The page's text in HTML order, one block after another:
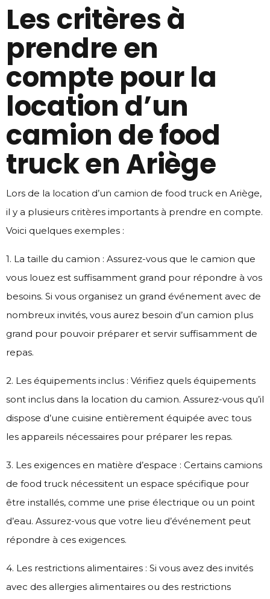
Les critères à
prendre en
compte pour la
location d’un
camion de food
truck en Ariège
Lors de la location d’un camion de food truck en Ariège,
il y a plusieurs critères importants à prendre en compte.
Voici quelques exemples :
1. La taille du camion : Assurez-vous que le camion que
vous louez est suffisamment grand pour répondre à vos
besoins. Si vous organisez un grand événement avec de
nombreux invités, vous aurez besoin d’un camion plus
grand pour pouvoir préparer et servir suffisamment de
repas.
2. Les équipements inclus : Vérifiez quels équipements
sont inclus dans la location du camion. Assurez-vous qu’il
dispose d’une cuisine entièrement équipée avec tous
les appareils nécessaires pour préparer les repas.
3. Les exigences en matière d’espace : Certains camions
de food truck nécessitent un espace spécifique pour
être installés, comme une prise électrique ou un point
d’eau. Assurez-vous que votre lieu d’événement peut
répondre à ces exigences.
4. Les restrictions alimentaires : Si vous avez des invités
avec des allergies alimentaires ou des restrictions